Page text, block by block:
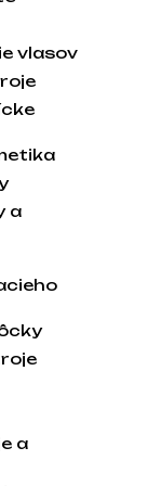
vlasov
a
a